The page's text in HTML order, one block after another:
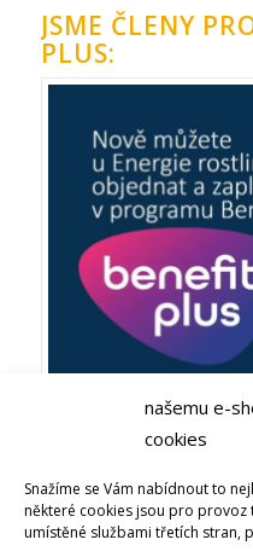
našemu e-
cookies
Snažíme se Vám nabídnout to
některé cookies jsou pro provoz
umístěné službami třetích stran,
JSME ČLENY
PLUS:
Bachovy esence nebo soli